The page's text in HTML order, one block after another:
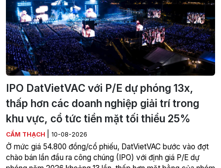
IPO DatVietVAC với P/E dự phóng 13x,
thấp hơn các doanh nghiệp giải trí trong
khu vực, cổ tức tiền mặt tối thiểu 25%
CẨM THẠCH 10-08-2026
Ở mức giá 54.800 đồng/cổ phiếu, DatVietVAC bước vào đợt
chào bán lần đầu ra công chúng (IPO) với định giá P/E dự